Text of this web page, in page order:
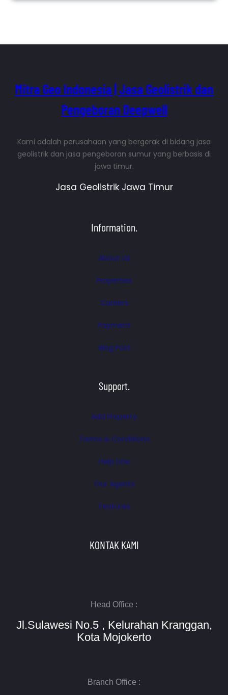
Mitra Geo Indonesia | Jasa Geolistrik dan
Pengeboran Deepwell
Kami adalah perusahaan yang bergerak di bidang jasa
geolistrik dan jasa pengeboran sumur yang berbasis di
jawa timur.
Jasa Geolistrik Jawa Timur
Information.
About Us
Properties
Careers
Payment
Blog Post
Support.
Add Property
Terms & Conditions
Help Line
Our Agents
Features
KONTAK KAMI
Head Office :
Jl.Sulawesi No.5 , Kelurahan Kranggan,
Kota Mojokerto
Branch Office :